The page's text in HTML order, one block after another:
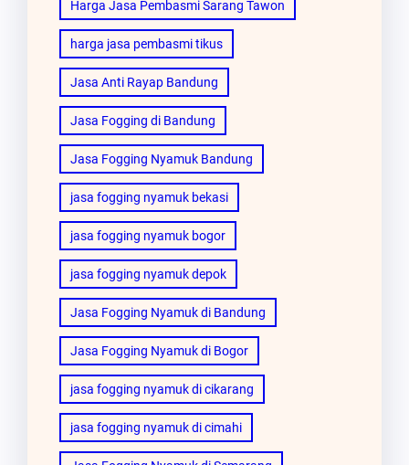
Harga Jasa Pembasmi Sarang Tawon
harga jasa pembasmi tikus
Jasa Anti Rayap Bandung
Jasa Fogging di Bandung
Jasa Fogging Nyamuk Bandung
jasa fogging nyamuk bekasi
jasa fogging nyamuk bogor
jasa fogging nyamuk depok
Jasa Fogging Nyamuk di Bandung
Jasa Fogging Nyamuk di Bogor
jasa fogging nyamuk di cikarang
jasa fogging nyamuk di cimahi